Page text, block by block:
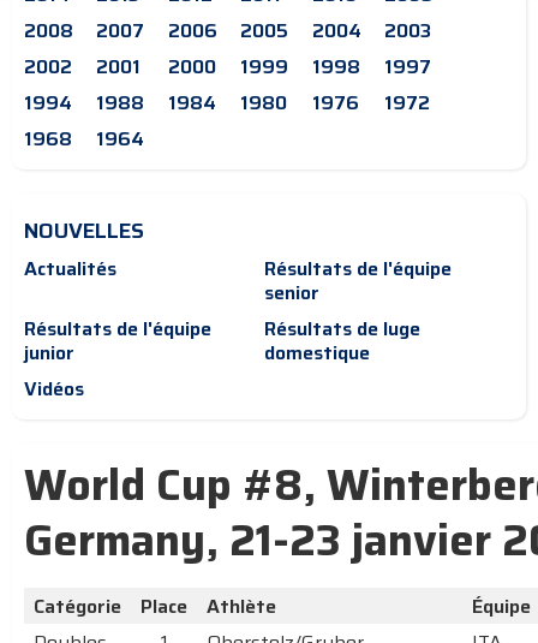
2008
2007 2006 2005 2004
2003
2002
2001 2000 1999 1998
1997
1994
1988 1984 1980 1976
1972
1968
1964
NOUVELLES
Actualités
Résultats de l'équipe
senior
Résultats de l'équipe
junior
Résultats de luge
domestique
Vidéos
World Cup #8,
Germany, 21-23 janvier
Catégorie Place Athlète
Équipe